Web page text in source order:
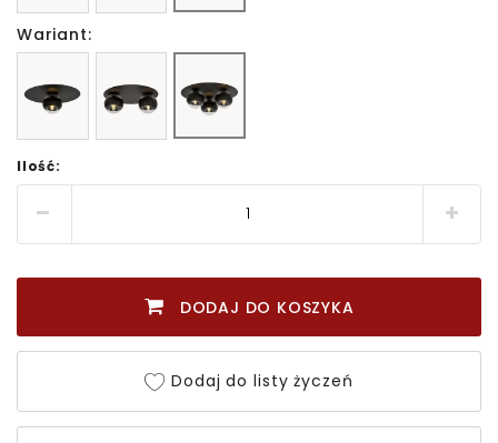
Wariant:
Ilość:
DODAJ DO KOSZYKA
Dodaj do listy życzeń